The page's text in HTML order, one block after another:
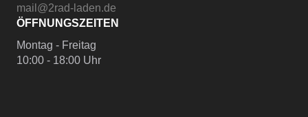
mail@2rad-laden.de
ÖFFNUNGSZEITEN
Montag - Freitag
10:00 - 18:00 Uhr